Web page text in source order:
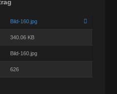
Bild-160.jpg
340.06 KB
Bild-160.jpg
626